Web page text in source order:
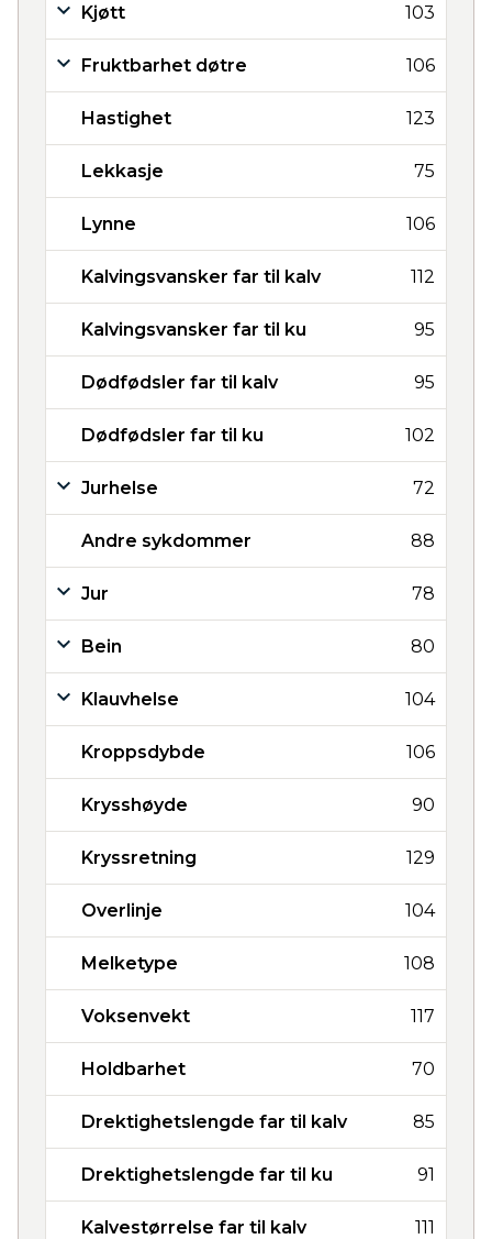
Kjøtt 103
Fruktbarhet døtre 106
Hastighet 123
Lekkasje 75
Lynne 106
Kalvingsvansker far til kalv 112
Kalvingsvansker far til ku 95
Dødfødsler far til kalv 95
Dødfødsler far til ku 102
Jurhelse 72
Andre sykdommer 88
Jur 78
Bein 80
Klauvhelse 104
Kroppsdybde 106
Krysshøyde 90
Kryssretning 129
Overlinje 104
Melketype 108
Voksenvekt 117
Holdbarhet 70
Drektighetslengde far til kalv 85
Drektighetslengde far til ku 91
Kalvestørrelse far til kalv 111